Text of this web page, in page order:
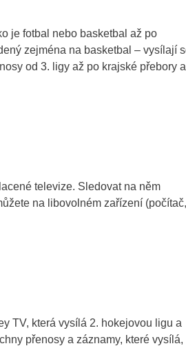
je fotbal nebo basketbal až po
zejména na basketbal – vysílají
od 3. ligy až po krajské přebory
televize. Sledovat na něm
na libovolném zařízení (počítač,
TV, která vysílá 2. hokejovou ligu a
přenosy a záznamy, které vysílá,